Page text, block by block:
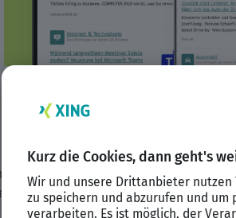
Rezepte fürs
passenden Nischenthema geht es